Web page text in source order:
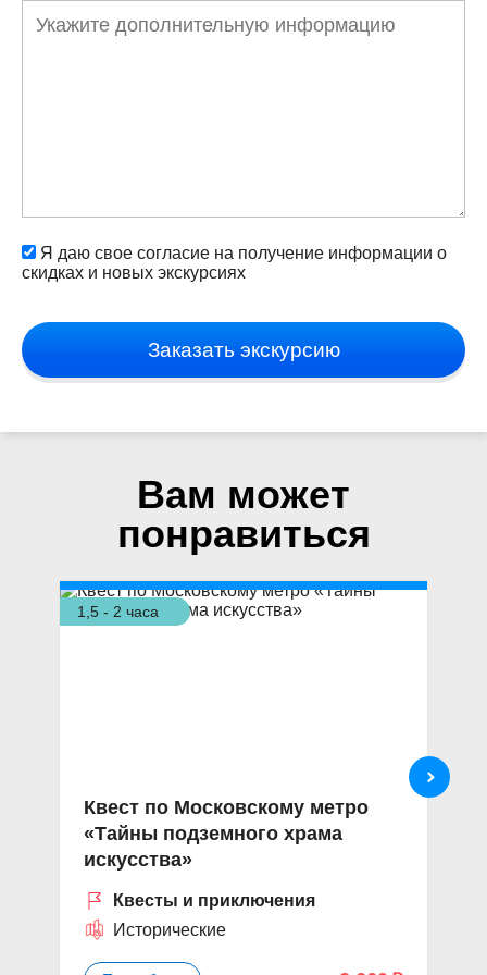
Я даю свое согласие на получение информации о
скидках и новых экскурсиях
Заказать экскурсию
Вам может
понравиться
1,5 - 2 часа
Квест по Московскому метро
«Тайны подземного храма
искусства»
Квесты и приключения
Исторические